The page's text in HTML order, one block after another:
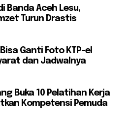
Banda Aceh Lesu,
Turun Drastis
Ganti Foto KTP-el
dan Jadwalnya
Buka 10 Pelatihan Kerja
Kompetensi Pemuda